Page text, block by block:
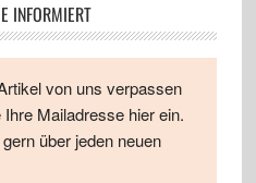
INFORMIERT
von uns verpassen
Mailadresse hier ein.
über jeden neuen